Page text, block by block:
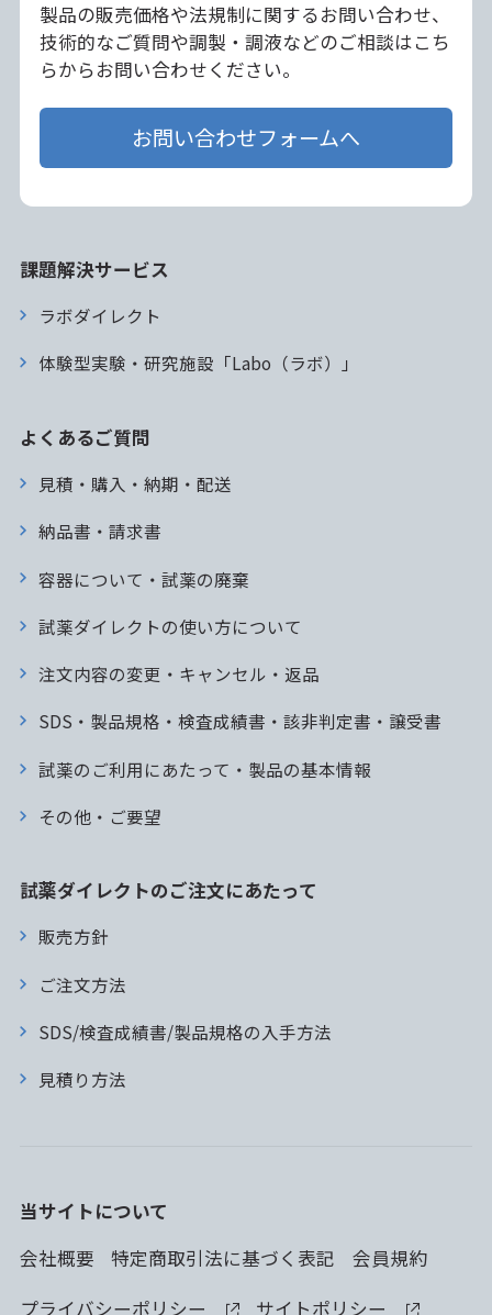
製品の販売価格や法規制に関するお問い合わせ、
技術的なご質問や調製・調液などのご相談はこち
らからお問い合わせください。
お問い合わせフォームへ
課題解決サービス
ラボダイレクト
体験型実験・研究施設「Labo（ラボ）」
よくあるご質問
見積・購入・納期・配送
納品書・請求書
容器について・試薬の廃棄
試薬ダイレクトの使い方について
注文内容の変更・キャンセル・返品
SDS・製品規格・検査成績書・該非判定書・譲受書
試薬のご利用にあたって・製品の基本情報
その他・ご要望
試薬ダイレクトのご注文にあたって
販売方針
ご注文方法
SDS/検査成績書/製品規格の入手方法
見積り方法
当サイトについて
会社概要
特定商取引法に基づく表記
会員規約
プライバシーポリシー
サイトポリシー